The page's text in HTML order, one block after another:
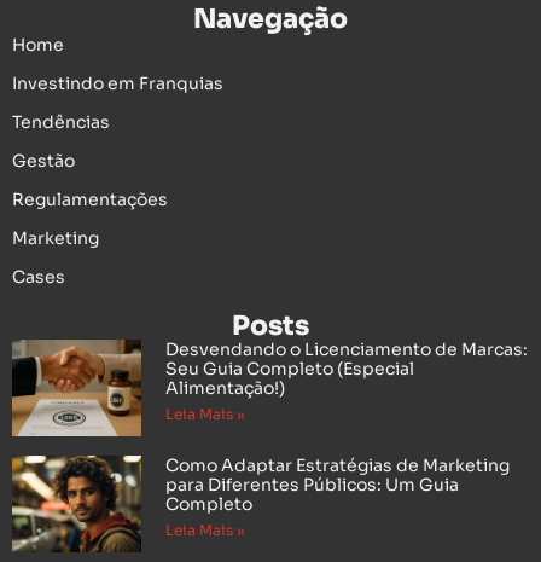
Navegação
Home
Investindo em Franquias
Tendências
Gestão
Regulamentações
Marketing
Cases
Posts
Desvendando o Licenciamento de Marcas:
Seu Guia Completo (Especial
Alimentação!)
Leia Mais »
Como Adaptar Estratégias de Marketing
para Diferentes Públicos: Um Guia
Completo
Leia Mais »